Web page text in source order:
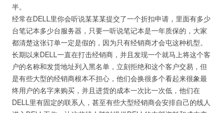
半。
经常在DELL里你会听说某某某提交了一个折扣申请，里面有多少
台笔记本多少台服务器，只要一听说笔记本是一年质保的，大家
都清楚这张订单一定是假的，因为只有经销商才会屯这种机型。
长期以来DELL一直在打击经销商，并且发现一个就马上将这个客
户的名称和发货地址列入黑名单，立刻拒绝和这个客户交易，但
是有些大型的经销商根本不担心，他们会换很多个看起来很象最
终用户的名字来购买，并且进货的成本一次比一次低，他们在
DELL里有固定的联系人，甚至有些大型经销商会安排自己的线人